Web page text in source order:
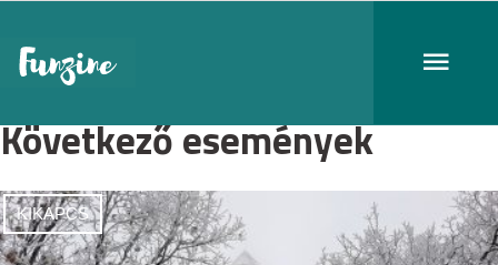
Következő események
KIKAPCS